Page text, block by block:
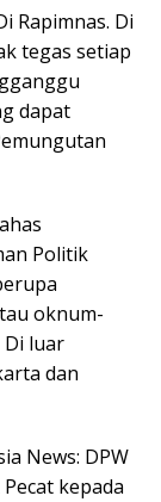
Rapimnas. Di
tegas setiap
dapat
Politik
oknum-
luar
dan
News: DPW
kepada